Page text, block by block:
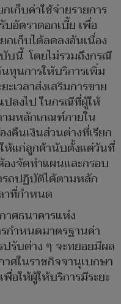
เก็บค่าใช้จ่ายรายการ
อัตราดอกเบี้ย เพื่อ
เก็บได้ลดลงอันเนื่อง
บนี้ โดยไม่รวมถึงกรณี
ทุนการให้บริการเพิ่ม
เวลาส่งเสริมการขาย
ปลงไป ในกรณีที่ผู้ให้
ามหลักเกณฑ์ภายใน
งคืนเงินส่วนต่างที่เรียก
ห้แก่ลูกค้านับตั้งแต่วันที่
งจัดทำแผนและกรอบ
รถปฏิบัติได้ตามหลัก
าที่กำหนด
ศธนาคารแห่ง
รกำหนดมาตรฐานค่า
ปรับต่าง ๆ จะทยอยมีผล
ศในราชกิจจานุเบกษา
อให้ผู้ให้บริการมีระยะ